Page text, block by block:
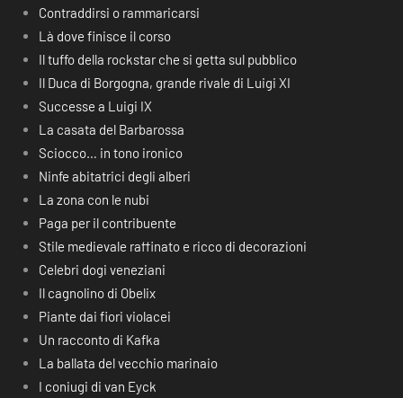
Contraddirsi o rammaricarsi
Là dove finisce il corso
Il tuffo della rockstar che si getta sul pubblico
Il Duca di Borgogna, grande rivale di Luigi XI
Successe a Luigi IX
La casata del Barbarossa
Sciocco… in tono ironico
Ninfe abitatrici degli alberi
La zona con le nubi
Paga per il contribuente
Stile medievale raffinato e ricco di decorazioni
Celebri dogi veneziani
Il cagnolino di Obelix
Piante dai fiori violacei
Un racconto di Kafka
La ballata del vecchio marinaio
I coniugi di van Eyck